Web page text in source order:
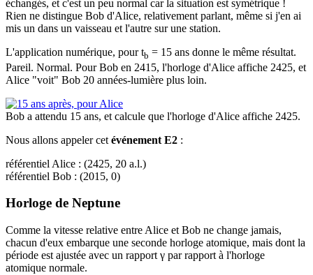
échangés, et c'est un peu normal car la situation est symétrique !
Rien ne distingue Bob d'Alice, relativement parlant, même si j'en ai
mis un dans un vaisseau et l'autre sur une station.
L'application numérique, pour tb = 15 ans donne le même résultat.
Pareil. Normal. Pour Bob en 2415, l'horloge d'Alice affiche 2425, et
Alice "voit" Bob 20 années-lumière plus loin.
Bob a attendu 15 ans, et calcule que l'horloge d'Alice affiche 2425.
Nous allons appeler cet événement E2 :
référentiel Alice : (2425, 20 a.l.)
référentiel Bob : (2015, 0)
Horloge de Neptune
Comme la vitesse relative entre Alice et Bob ne change jamais,
chacun d'eux embarque une seconde horloge atomique, mais dont la
période est ajustée avec un rapport γ par rapport à l'horloge
atomique normale.